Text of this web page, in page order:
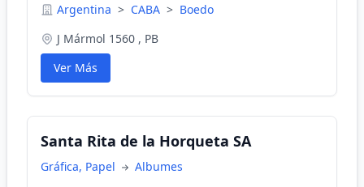
Argentina > CABA > Boedo
J Mármol 1560 , PB
Ver Más
Santa Rita de la Horqueta SA
Gráfica, Papel
Albumes